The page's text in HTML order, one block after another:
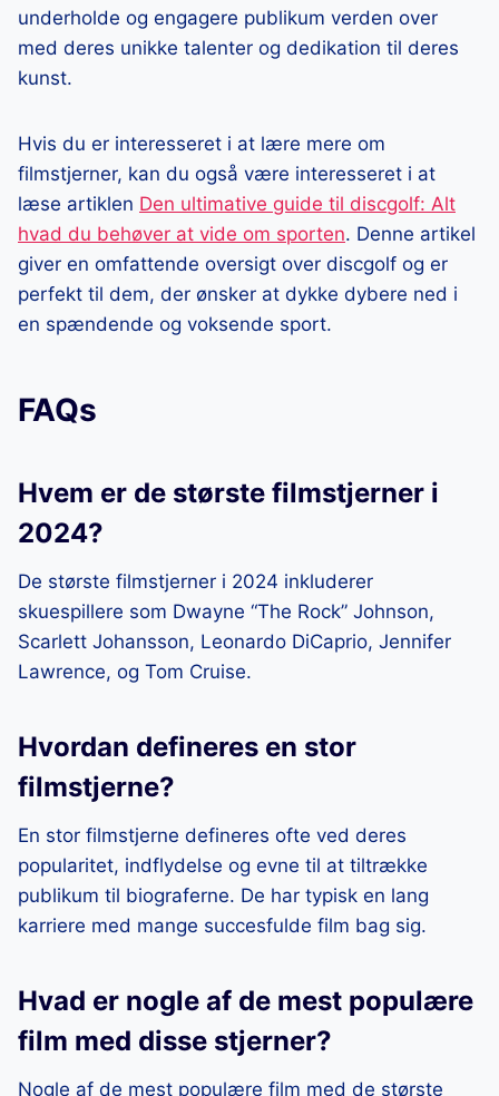
underholde og engagere publikum verden over
med deres unikke talenter og dedikation til deres
kunst.
Hvis du er interesseret i at lære mere om
filmstjerner, kan du også være interesseret i at
læse artiklen Den ultimative guide til discgolf: Alt
hvad du behøver at vide om sporten. Denne artikel
giver en omfattende oversigt over discgolf og er
perfekt til dem, der ønsker at dykke dybere ned i
en spændende og voksende sport.
FAQs
Hvem er de største filmstjerner i
2024?
De største filmstjerner i 2024 inkluderer
skuespillere som Dwayne “The Rock” Johnson,
Scarlett Johansson, Leonardo DiCaprio, Jennifer
Lawrence, og Tom Cruise.
Hvordan defineres en stor
filmstjerne?
En stor filmstjerne defineres ofte ved deres
popularitet, indflydelse og evne til at tiltrække
publikum til biograferne. De har typisk en lang
karriere med mange succesfulde film bag sig.
Hvad er nogle af de mest populære
film med disse stjerner?
Nogle af de mest populære film med de største